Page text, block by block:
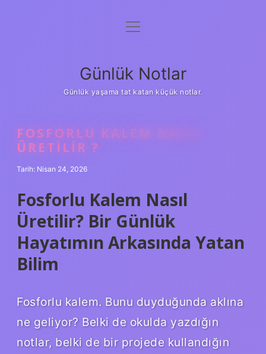
Anasayfa
Yasal Uyarı
menüyü
Günlük Notlar
Günlük yaşama tat katan küçük notlar.
FOSFORLU KALEM NASIL
ÜRETILIR ?
Tarih: Nisan 24, 2026
Fosforlu Kalem Nasıl
Üretilir? Bir Günlük
Hayatımın Arkasında Yatan
Bilim
Fosforlu kalem. Bunu duyduğunda aklına
ne geliyor? Belki de okulda yazdığın
notlar, belki de bir projede kullandığın